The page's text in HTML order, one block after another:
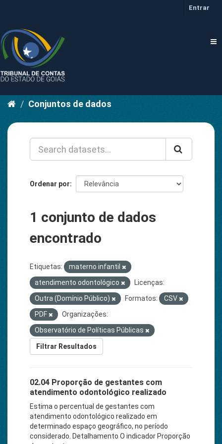
conteúdo
Entrar
Conjuntos de dados
Ordenar por
1 conjunto de dados
encontrado
Etiquetas:
materno infantil
atendimento odontológico
Licenças:
Outra (Domínio Público)
Formatos:
CSV
PDF
Organizações:
Observatório de Políticas Públicas
Filtrar Resultados
02.04 Proporção de gestantes com
atendimento odontológico realizado
Estima o percentual de gestantes com
atendimento odontológico realizado em
determinado espaço geográfico, no período
considerado. Detalhamento O indicador Proporção